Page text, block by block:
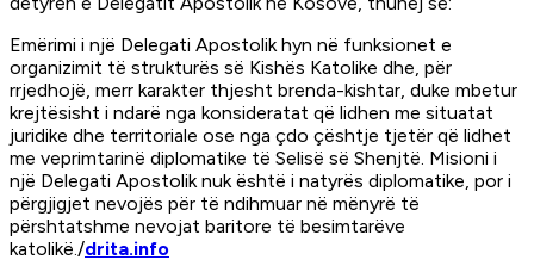
Emërimi i një Delegati Apostolik hyn në funksionet e
organizimit të strukturës së Kishës Katolike dhe, për
rrjedhojë, merr karakter thjesht brenda-kishtar, duke mbetur
krejtësisht i ndarë nga konsideratat që lidhen me situatat
juridike dhe territoriale ose nga çdo çështje tjetër që lidhet
me veprimtarinë diplomatike të Selisë së Shenjtë. Misioni i
një Delegati Apostolik nuk është i natyrës diplomatike, por i
përgjigjet nevojës për të ndihmuar në mënyrë të
përshtatshme nevojat baritore të besimtarëve
katolikë./drita.info